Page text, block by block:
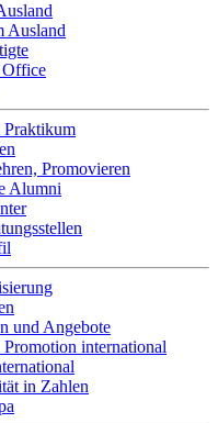
Ausland
Office
Praktikum
Promovieren
Alumni
und Angebote
international
in Zahlen